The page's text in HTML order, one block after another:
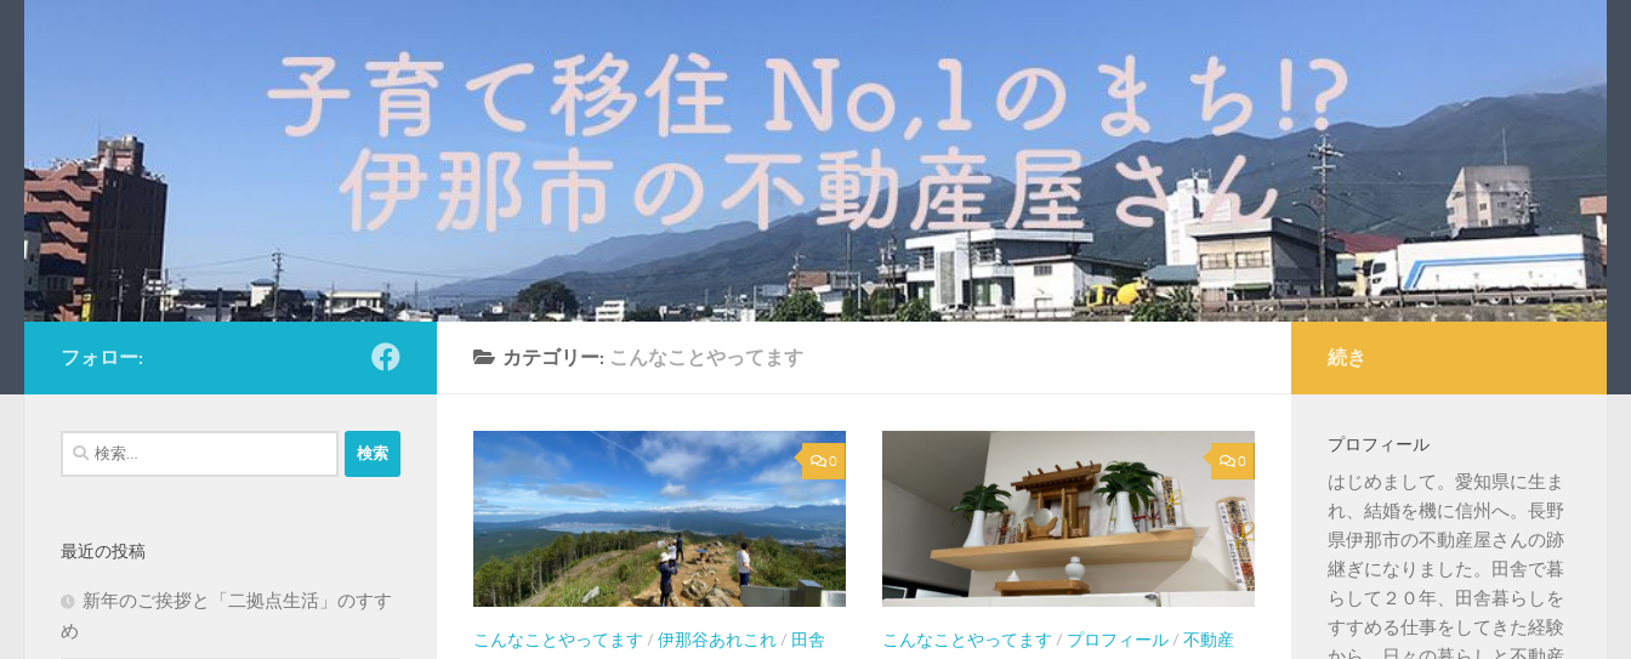
カテゴリー: こんなことやってます
0
こんなことやってます / 伊那谷あれこれ/ 田舎
0
こんなことやってます / プロフィール/ 不動産
フォロー:
検
索:
最近の投稿
新年のご挨拶と「二拠点生活」のすす
め
続き
プロフィール
はじめまして。愛知県に生ま
れ、結婚を機に信州へ。長野
県伊那市の不動産屋さんの跡
継ぎになりました。田舎で暮
らして２０年、田舎暮らしを
すすめる仕事をしてきた経験